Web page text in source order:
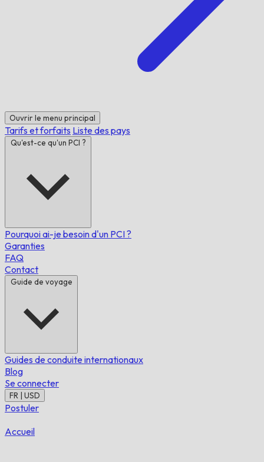
Ouvrir le menu principal
Tarifs et forfaits Liste des pays
Qu'est-ce qu'un PCI ?
Pourquoi ai-je besoin d'un PCI ?
Garanties
FAQ
Contact
Guide de voyage
Guides de conduite internationaux
Blog
Se connecter
FR | USD
Postuler
Accueil